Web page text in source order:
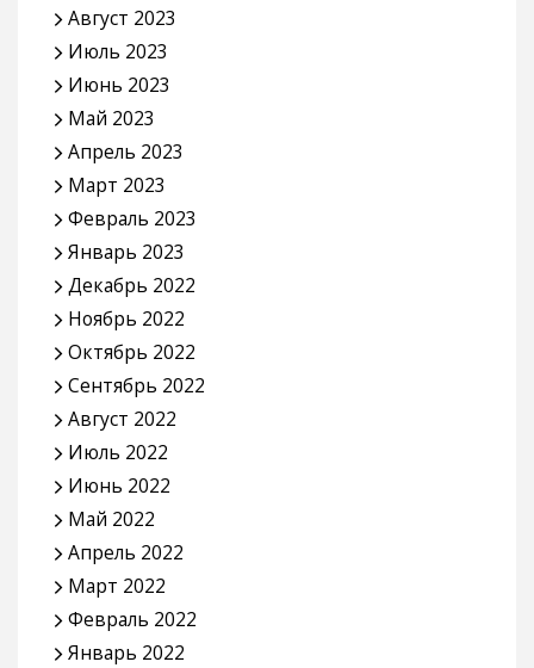
Август 2023
Июль 2023
Июнь 2023
Май 2023
Апрель 2023
Март 2023
Февраль 2023
Январь 2023
Декабрь 2022
Ноябрь 2022
Октябрь 2022
Сентябрь 2022
Август 2022
Июль 2022
Июнь 2022
Май 2022
Апрель 2022
Март 2022
Февраль 2022
Январь 2022